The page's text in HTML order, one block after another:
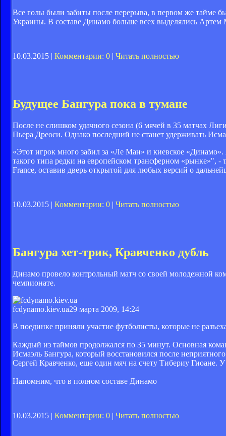
Все голы были забиты после перерыва, в первом же тайме
Украины. В составе Динамо больше всех выделялись Артем
10.03.2015 | Комментарии: 0 | Читать полностью
Будущее Бангура пока в тумане
После не слишком удачного сезона (6 мячей в 35 матчах
Пьера Дреоси. Однако последний не станет удерживать
«Этот игрок много забил за «Ле Ман» и киевское
такого типа редки на европейском трансферном «рынке»", -
France, оставив дверь открытой для любых версий о
10.03.2015 | Комментарии: 0 | Читать полностью
Бангура хет-трик, Кравченко дубль
Динамо провело контрольный матч со своей молодежной
чемпионате.
fcdynamo.kiev.ua29 марта 2009, 14:24
В поединке приняли участие футболисты, которые не
Каждый из таймов продолжался по 35 минут. Основная
Исмаэль Бангура, который восстановился после
Сергей Кравченко, еще один мяч на счету Тибериу Гиоане.
Напомним, что в полном составе Динамо
10.03.2015 | Комментарии: 0 | Читать полностью